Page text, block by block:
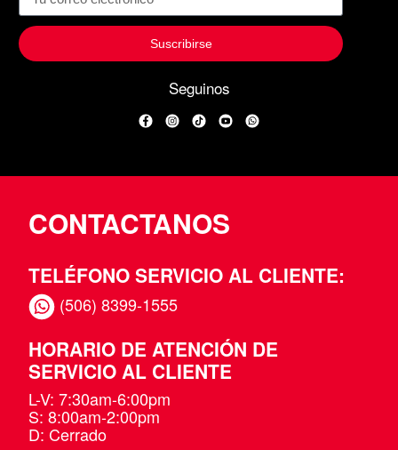
Suscribirse
Seguinos
FacebookInstagram
TikTokYouTubeWhatsApp
CONTACTANOS
TELÉFONO SERVICIO AL CLIENTE:
(506) 8399-1555
HORARIO DE ATENCIÓN DE
SERVICIO AL CLIENTE
L-V: 7:30am-6:00pm
S: 8:00am-2:00pm
D: Cerrado